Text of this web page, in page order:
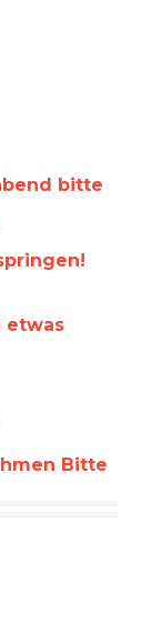
bitte
etwas
Bitte